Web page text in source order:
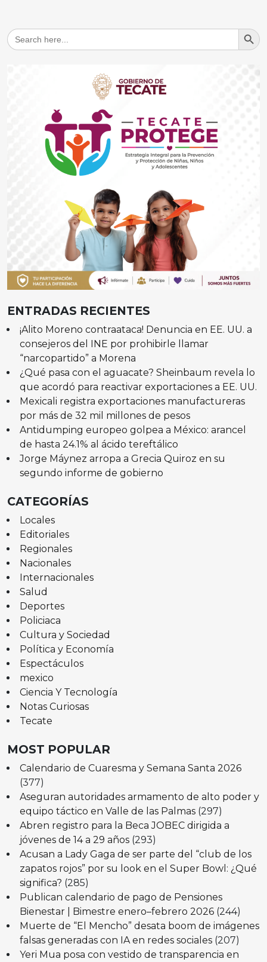
Search
for:
Search
ENTRADAS RECIENTES
¡Alito Moreno contraataca! Denuncia en EE. UU. a
consejeros del INE por prohibirle llamar
“narcopartido” a Morena
¿Qué pasa con el aguacate? Sheinbaum revela lo
que acordó para reactivar exportaciones a EE. UU.
Mexicali registra exportaciones manufactureras
por más de 32 mil millones de pesos
Antidumping europeo golpea a México: arancel
de hasta 24.1% al ácido tereftálico
Jorge Máynez arropa a Grecia Quiroz en su
segundo informe de gobierno
CATEGORÍAS
Locales
Editoriales
Regionales
Nacionales
Internacionales
Salud
Deportes
Policiaca
Cultura y Sociedad
Política y Economía
Espectáculos
mexico
Ciencia Y Tecnología
Notas Curiosas
Tecate
MOST POPULAR
Calendario de Cuaresma y Semana Santa 2026
(377)
Aseguran autoridades armamento de alto poder y
equipo táctico en Valle de las Palmas (297)
Abren registro para la Beca JOBEC dirigida a
jóvenes de 14 a 29 años (293)
Acusan a Lady Gaga de ser parte del “club de los
zapatos rojos” por su look en el Super Bowl: ¿Qué
significa? (285)
Publican calendario de pago de Pensiones
Bienestar | Bimestre enero–febrero 2026 (244)
Muerte de “El Mencho” desata boom de imágenes
falsas generadas con IA en redes sociales (207)
Yeri Mua posa con vestido de transparencia en